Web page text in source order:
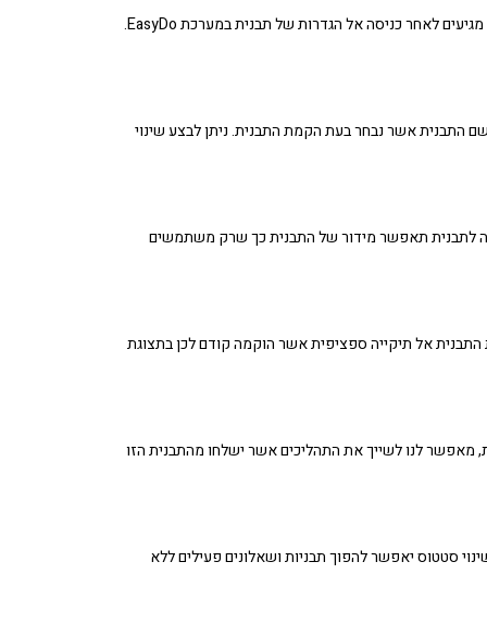
הגדרות תבנית מדריך זה מסביר על ההגדרות השונות הקיימות תחת אזור הגדרות תבנית אליו מגיעים לאחר כניסה אל הגדרות של תבנית במערכת EasyDo.
התבנית אשר נבחר בעת הקמת התבנית. ניתן לבצע שינוי
לתבנית תאפשר מידור של התבנית כך שרק משתמשים
אל תיקייה ספציפית אשר הוקמה קודם לכן בתצוגת
לנו לשייך את התהליכים אשר ישלחו מהתבנית הזו
סטטוס יאפשר להפוך תבניות ושאלונים פעילים ללא